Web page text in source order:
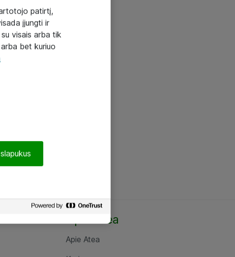
Apie Atea
Apie Atea
patirtį,
įjungti ir
visais arba tik
bet kuriuo